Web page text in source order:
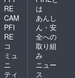
RE
CAM
PFI
RE
コ
ミュ
ニ
ティ
は
あんし
ん・安
全への
取り組
み
ニュー
ス